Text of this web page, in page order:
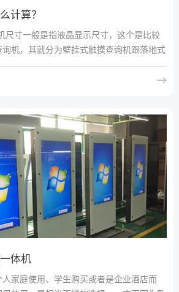
计算？
尺寸一般是指液晶显示尺寸，这个是比较
机，其就分为壁挂式触摸查询机跟落地式
这些触摸查询机外壳又有直角和圆角之
具体外壳尺寸是需要跟我们的客服人员联
体机
家庭使用、学生购买或者是企业酒店而